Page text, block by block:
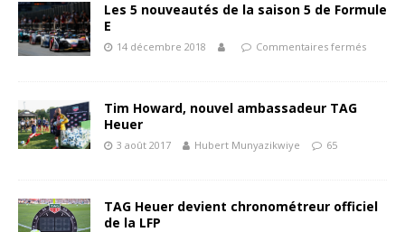
Les 5 nouveautés de la saison 5 de Formule
E
14 décembre 2018 Commentaires fermés
Tim Howard, nouvel ambassadeur TAG
Heuer
3 août 2017 Hubert Munyazikwiye 65
TAG Heuer devient chronométreur officiel
de la LFP